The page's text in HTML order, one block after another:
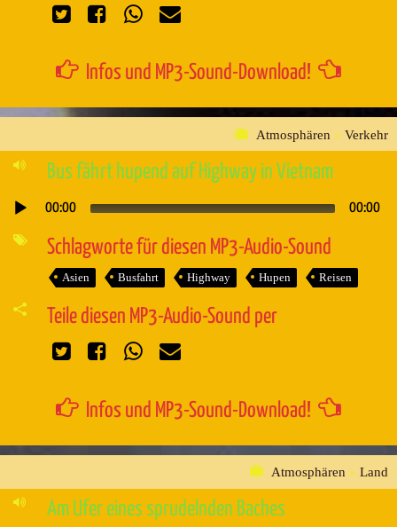
Infos und MP3-Sound-Download!
Atmosphären » Verkehr
Bus fährt hupend auf Highway in Vietnam
Audio-
00:00 00:00
Schlagworte für diesen MP3-Audio-Sound
Asien Busfahrt Highway Hupen Reisen
Teile diesen MP3-Audio-Sound per
Infos und MP3-Sound-Download!
Atmosphären » Land
Am Ufer eines sprudelnden Baches